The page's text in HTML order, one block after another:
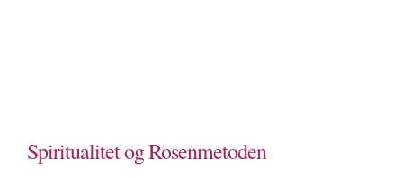
Spiritualitet og Rosenmetoden